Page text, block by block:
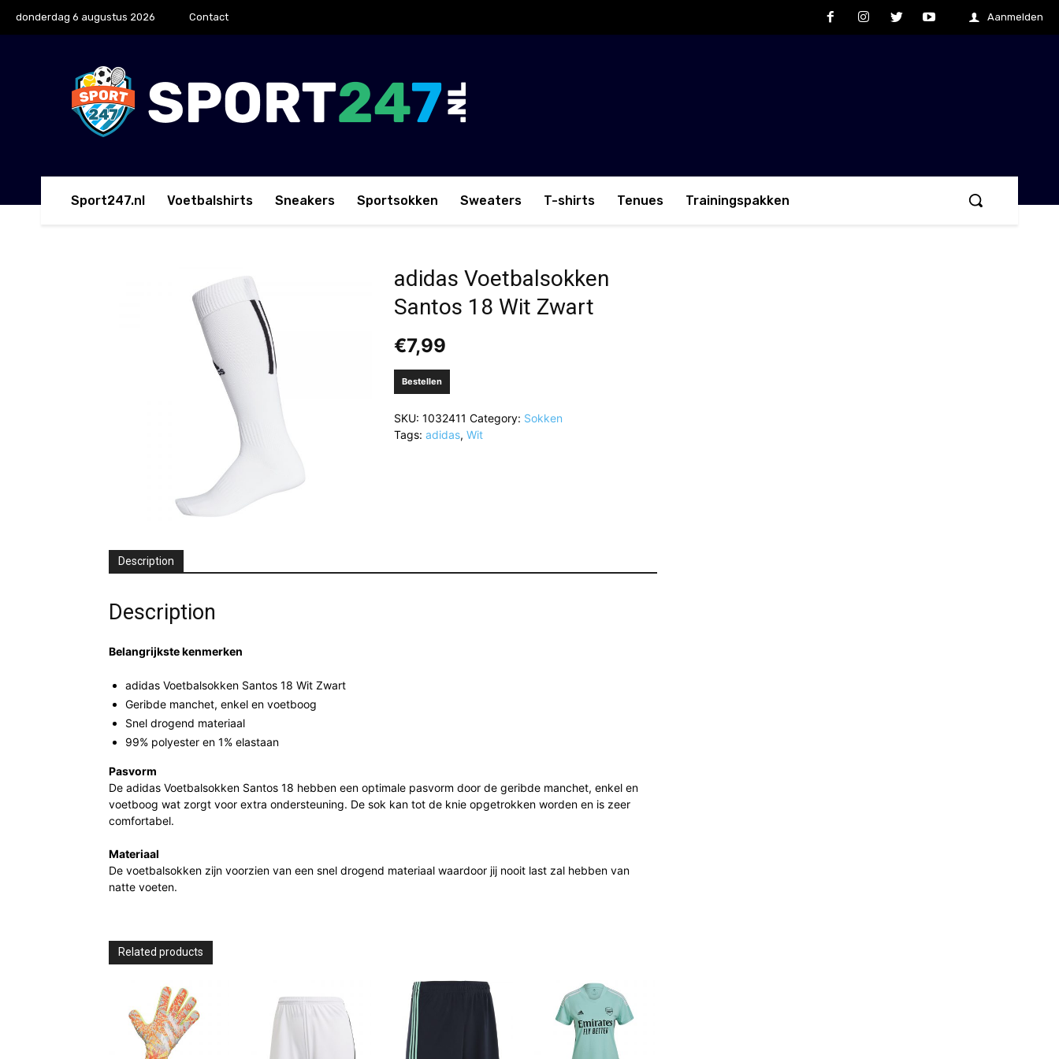
donderdag 6 augustus 2026 Contact Aanmelden
Sport247.nl Voetbalshirts Sneakers Sportsokken Sweaters T-shirts Tenues Trainingspakken
adidas Voetbalsokken
Santos 18 Wit Zwart
€7,99
Bestellen
SKU: 1032411 Category: Sokken
Tags: adidas, Wit
Description
Description
Belangrijkste kenmerken
adidas Voetbalsokken Santos 18 Wit Zwart
Geribde manchet, enkel en voetboog
Snel drogend materiaal
99% polyester en 1% elastaan
Pasvorm
De adidas Voetbalsokken Santos 18 hebben een optimale pasvorm door de geribde manchet, enkel en
voetboog wat zorgt voor extra ondersteuning. De sok kan tot de knie opgetrokken worden en is zeer
comfortabel.
Materiaal
De voetbalsokken zijn voorzien van een snel drogend materiaal waardoor jij nooit last zal hebben van
natte voeten.
Related products